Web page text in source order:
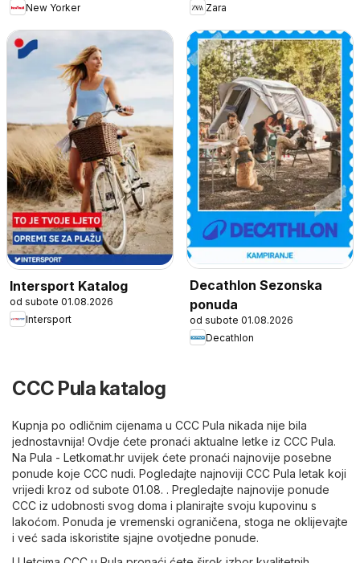
New Yorker
Zara
Intersport Katalog
od subote 01.08.2026
Intersport
Decathlon Sezonska
ponuda
od subote 01.08.2026
Decathlon
CCC Pula katalog
Kupnja po odličnim cijenama u CCC Pula nikada nije bila
jednostavnija! Ovdje ćete pronaći aktualne letke iz CCC Pula.
Na Pula - Letkomat.hr uvijek ćete pronaći najnovije posebne
ponude koje CCC nudi. Pogledajte najnoviji CCC Pula letak koji
vrijedi kroz od subote 01.08. . Pregledajte najnovije ponude
CCC iz udobnosti svog doma i planirajte svoju kupovinu s
lakoćom. Ponuda je vremenski ograničena, stoga ne oklijevajte
i već sada iskoristite sjajne ovotjedne ponude.